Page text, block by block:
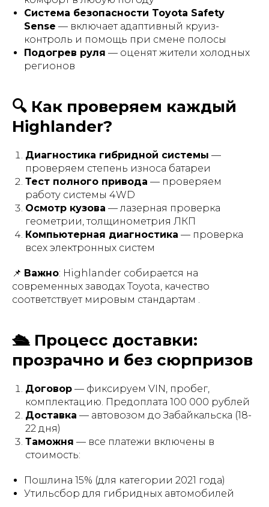
Система безопасности Toyota Safety
Sense — включает адаптивный круиз-
контроль и помощь при смене полосы
Подогрев руля — оценят жители холодных
регионов
🔍 Как проверяем каждый
Highlander?
Диагностика гибридной системы —
проверяем степень износа батареи
Тест полного привода — проверяем
работу системы 4WD
Осмотр кузова — лазерная проверка
геометрии, толщинометрия ЛКП
Компьютерная диагностика — проверка
всех электронных систем
📌 Важно: Highlander собирается на
современных заводах Toyota, качество
соответствует мировым стандартам .
🛳️ Процесс доставки:
прозрачно и без сюрпризов
Договор — фиксируем VIN, пробег,
комплектацию. Предоплата 100 000 рублей
Доставка — автовозом до Забайкальска (18-
22 дня)
Таможня — все платежи включены в
стоимость:
Пошлина 15% (для категории 2021 года)
Утильсбор для гибридных автомобилей